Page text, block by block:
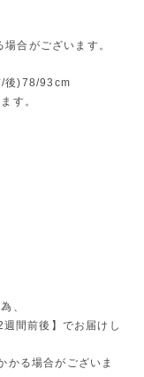
合がございます。
/後)78/93cm
す。
、
間前後】でお届けし
る場合がございま